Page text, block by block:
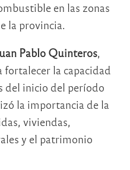
en las zonas
la provincia.
Pablo Quinteros,
fortalecer la capacidad
del inicio del período
la importancia de la
viviendas,
y el patrimonio